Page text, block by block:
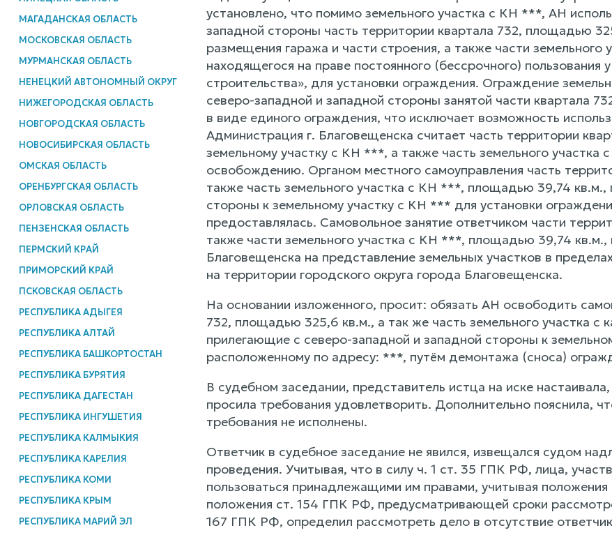
МАГАДАНСКАЯ ОБЛАСТЬ
МОСКОВСКАЯ ОБЛАСТЬ
МУРМАНСКАЯ ОБЛАСТЬ
НЕНЕЦКИЙ АВТОНОМНЫЙ ОКРУГ
НИЖЕГОРОДСКАЯ ОБЛАСТЬ
НОВГОРОДСКАЯ ОБЛАСТЬ
НОВОСИБИРСКАЯ ОБЛАСТЬ
ОМСКАЯ ОБЛАСТЬ
ОРЕНБУРГСКАЯ ОБЛАСТЬ
ОРЛОВСКАЯ ОБЛАСТЬ
ПЕНЗЕНСКАЯ ОБЛАСТЬ
ПЕРМСКИЙ КРАЙ
ПРИМОРСКИЙ КРАЙ
ПСКОВСКАЯ ОБЛАСТЬ
РЕСПУБЛИКА АДЫГЕЯ
РЕСПУБЛИКА АЛТАЙ
РЕСПУБЛИКА БАШКОРТОСТАН
РЕСПУБЛИКА БУРЯТИЯ
РЕСПУБЛИКА ДАГЕСТАН
РЕСПУБЛИКА ИНГУШЕТИЯ
РЕСПУБЛИКА КАЛМЫКИЯ
РЕСПУБЛИКА КАРЕЛИЯ
РЕСПУБЛИКА КОМИ
РЕСПУБЛИКА КРЫМ
РЕСПУБЛИКА МАРИЙ ЭЛ
установлено, что помимо земельного участка с КН ***, АН
западной стороны часть территории квартала 732, площадью
размещения гаража и части строения, а также части
находящегося на праве постоянного (бессрочного) пользования
строительства», для установки ограждения. Ограждение
северо-западной и западной стороны занятой части квартала
в виде единого ограждения, что исключает возможность
Администрация г. Благовещенска считает часть территории
земельному участку с КН ***, а также часть земельного
освобождению. Органом местного самоуправления часть
также часть земельного участка с КН ***, площадью 39,74
стороны к земельному участку с КН *** для установки
предоставлялась. Самовольное занятие ответчиком части
также части земельного участка с КН ***, площадью 39,74 кв.м.,
Благовещенска на представление земельных участков в
на территории городского округа города Благовещенска.
На основании изложенного, просит: обязать АН освободить
732, площадью 325,6 кв.м., а так же часть земельного участка
прилегающие с северо-западной и западной стороны к
расположенному по адресу: ***, путём демонтажа (сноса)
В судебном заседании, представитель истца на иске
просила требования удовлетворить. Дополнительно пояснила,
требования не исполнены.
Ответчик в судебное заседание не явился, извещался судом
проведения. Учитывая, что в силу ч. 1 ст. 35 ГПК РФ, лица,
пользоваться принадлежащими им правами, учитывая положения
положения ст. 154 ГПК РФ, предусматривающей сроки
167 ГПК РФ, определил рассмотреть дело в отсутствие